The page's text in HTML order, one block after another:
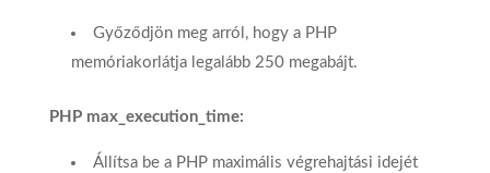
Győződjön meg arról, hogy a PHP
memóriakorlátja legalább 250 megabájt.
PHP max_execution_time:
Állítsa be a PHP maximális végrehajtási idejét